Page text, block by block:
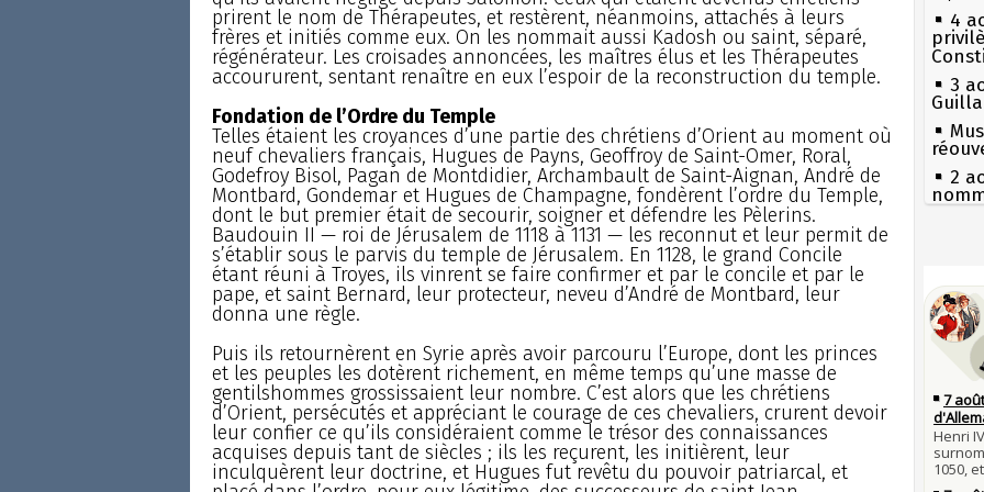
prirent le nom de Thérapeutes, et restèrent, néanmoins, attachés à leurs
frères et initiés comme eux. On les nommait aussi Kadosh ou saint, séparé,
régénérateur. Les croisades annoncées, les maîtres élus et les Thérapeutes
accoururent, sentant renaître en eux l’espoir de la reconstruction du temple.
Fondation de l’Ordre du Temple
Telles étaient les croyances d’une partie des chrétiens d’Orient au moment où
neuf chevaliers français, Hugues de Payns, Geoffroy de Saint-Omer, Roral,
Godefroy Bisol, Pagan de Montdidier, Archambault de Saint-Aignan, André de
Montbard, Gondemar et Hugues de Champagne, fondèrent l’ordre du Temple,
dont le but premier était de secourir, soigner et défendre les Pèlerins.
Baudouin II — roi de Jérusalem de 1118 à 1131 — les reconnut et leur permit de
s’établir sous le parvis du temple de Jérusalem. En 1128, le grand Concile
étant réuni à Troyes, ils vinrent se faire confirmer et par le concile et par le
pape, et saint Bernard, leur protecteur, neveu d’André de Montbard, leur
donna une règle.
Puis ils retournèrent en Syrie après avoir parcouru l’Europe, dont les princes
et les peuples les dotèrent richement, en même temps qu’une masse de
gentilshommes grossissaient leur nombre. C’est alors que les chrétiens
d’Orient, persécutés et appréciant le courage de ces chevaliers, crurent devoir
leur confier ce qu’ils considéraient comme le trésor des connaissances
acquises depuis tant de siècles ; ils les reçurent, les initièrent, leur
inculquèrent leur doctrine, et Hugues fut revêtu du pouvoir patriarcal, et
4
3
2
31
les
en
29
la
28
27
Qui
mort